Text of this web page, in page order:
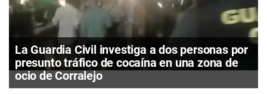
La Guardia Civil investiga a dos personas por
presunto tráfico de cocaína en una zona de
ocio de Corralejo